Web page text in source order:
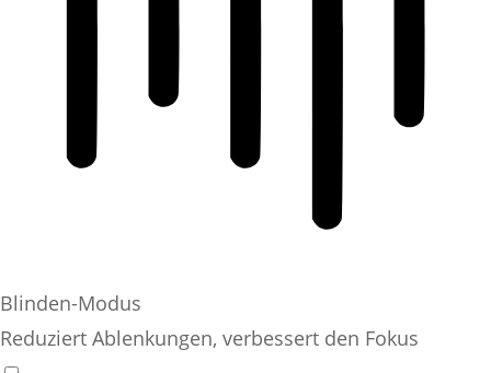
Blinden-Modus
Reduziert Ablenkungen, verbessert den Fokus